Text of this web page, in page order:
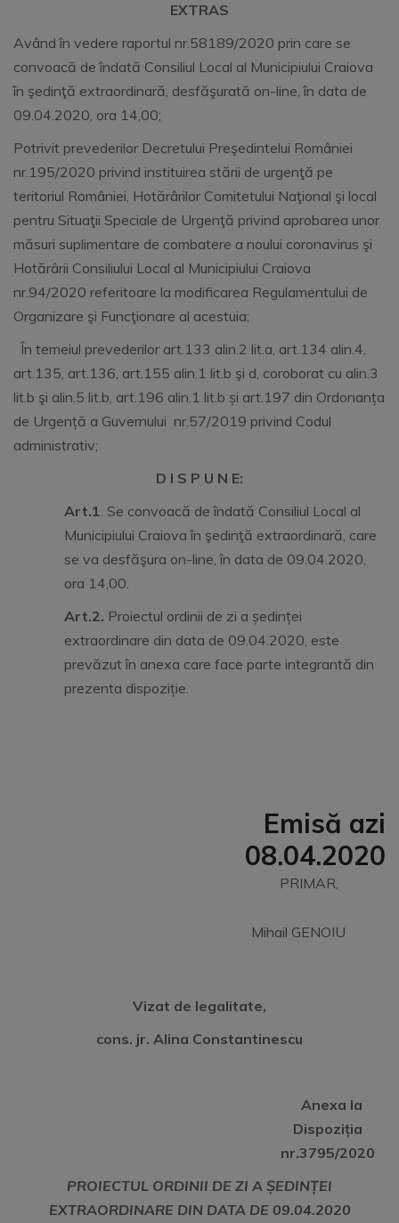
EXTRAS
Având în vedere raportul nr.58189/2020 prin care se
convoacă de îndată Consiliul Local al Municipiului Craiova
în şedinţă extraordinară, desfăşurată on-line, în data de
09.04.2020, ora 14,00;
Potrivit prevederilor Decretului Preşedintelui României
nr.195/2020 privind instituirea stării de urgenţă pe
teritoriul României, Hotărârilor Comitetului Naţional şi local
pentru Situaţii Speciale de Urgenţă privind aprobarea unor
măsuri suplimentare de combatere a noului coronavirus şi
Hotărârii Consiliului Local al Municipiului Craiova
nr.94/2020 referitoare la modificarea Regulamentului de
Organizare şi Funcţionare al acestuia;
În temeiul prevederilor art.133 alin.2 lit.a, art.134 alin.4,
art.135, art.136, art.155 alin.1 lit.b şi d, coroborat cu alin.3
lit.b şi alin.5 lit.b, art.196 alin.1 lit.b și art.197 din Ordonanța
de Urgență a Guvernului nr.57/2019 privind Codul
administrativ;
D I S P U N E:
Art.1. Se convoacă de îndată Consiliul Local al
Municipiului Craiova în şedinţă extraordinară, care
se va desfăşura on-line, în data de 09.04.2020,
ora 14,00.
Art.2. Proiectul ordinii de zi a ședinței
extraordinare din data de 09.04.2020, este
prevăzut în anexa care face parte integrantă din
prezenta dispoziție.
Emisă azi
08.04.2020
PRIMAR,
Mihail GENOIU
Vizat de legalitate,
cons. jr. Alina Constantinescu
Anexa la
Dispoziția
nr.3795/2020
PROIECTUL ORDINII DE ZI A ȘEDINȚEI
EXTRAORDINARE DIN DATA DE 09.04.2020